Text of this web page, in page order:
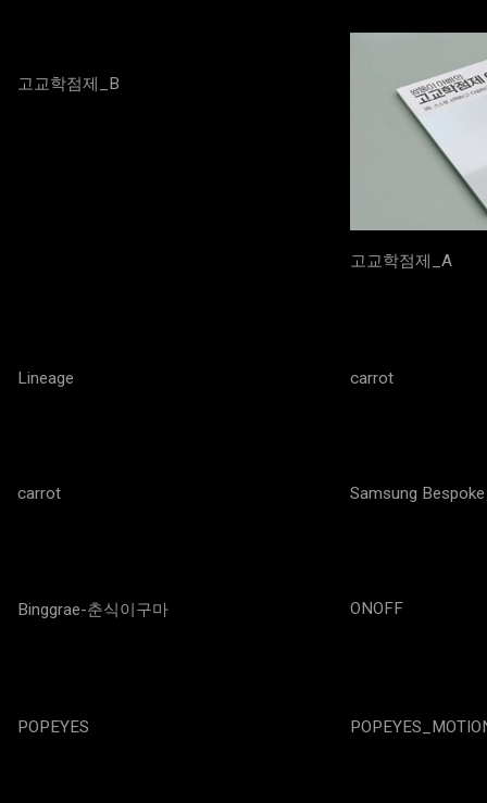
고교학점제_B
고교학점제_A
Lineage carrot
carrot Samsung
Binggrae-춘식이구마 ONOFF
POPEYES